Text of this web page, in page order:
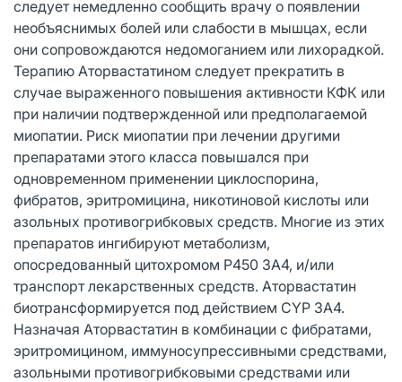
следует немедленно сообщить врачу о появлении
необъяснимых болей или слабости в мышцах, если
они сопровождаются недомоганием или лихорадкой.
Терапию Аторвастатином следует прекратить в
случае выраженного повышения активности КФК или
при наличии подтвержденной или предполагаемой
миопатии. Риск миопатии при лечении другими
препаратами этого класса повышался при
одновременном применении циклоспорина,
фибратов, эритромицина, никотиновой кислоты или
азольных противогрибковых средств. Многие из этих
препаратов ингибируют метаболизм,
опосредованный цитохромом Р450 3А4, и/или
транспорт лекарственных средств. Аторвастатин
биотрансформируется под действием CYP 3A4.
Назначая Аторвастатин в комбинации с фибратами,
эритромицином, иммуносупрессивными средствами,
азольными противогрибковыми средствами или